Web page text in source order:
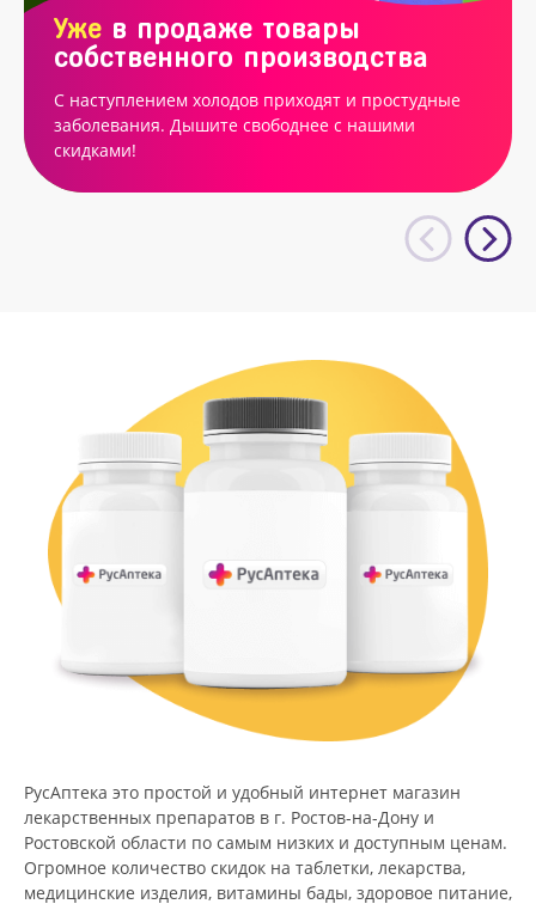
Уже в продаже товары
собственного производства
С наступлением холодов приходят и простудные
заболевания. Дышите свободнее с нашими
скидками!
РусАптека это простой и удобный интернет магазин
лекарственных препаратов в г. Ростов-на-Дону и
Ростовской области по самым низких и доступным ценам.
Огромное количество скидок на таблетки, лекарства,
медицинские изделия, витамины бады, здоровое питание,